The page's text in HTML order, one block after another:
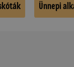
Ünnepi